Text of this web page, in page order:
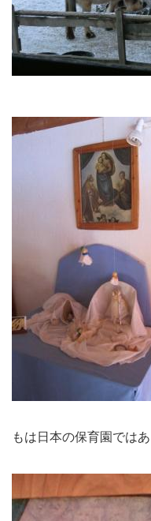
もは日本の保育園では